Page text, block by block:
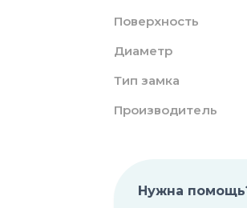
Поверхность
Диаметр
Тип замка
Производитель
Нужна